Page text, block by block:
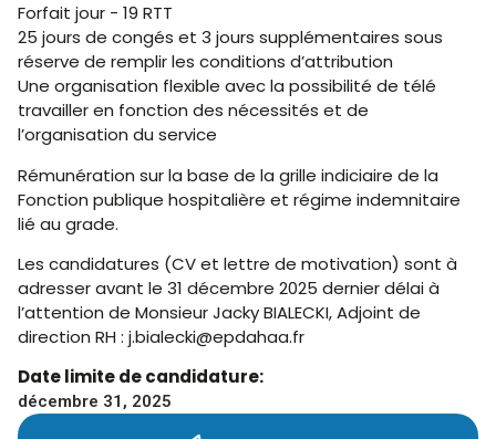
Forfait jour - 19 RTT
25 jours de congés et 3 jours supplémentaires sous
réserve de remplir les conditions d’attribution
Une organisation flexible avec la possibilité de télé
travailler en fonction des nécessités et de
l’organisation du service
Rémunération sur la base de la grille indiciaire de la
Fonction publique hospitalière et régime indemnitaire
lié au grade.
Les candidatures (CV et lettre de motivation) sont à
adresser avant le 31 décembre 2025 dernier délai à
l’attention de Monsieur Jacky BIALECKI, Adjoint de
direction RH : j.bialecki@epdahaa.fr
Date limite de candidature:
décembre 31, 2025